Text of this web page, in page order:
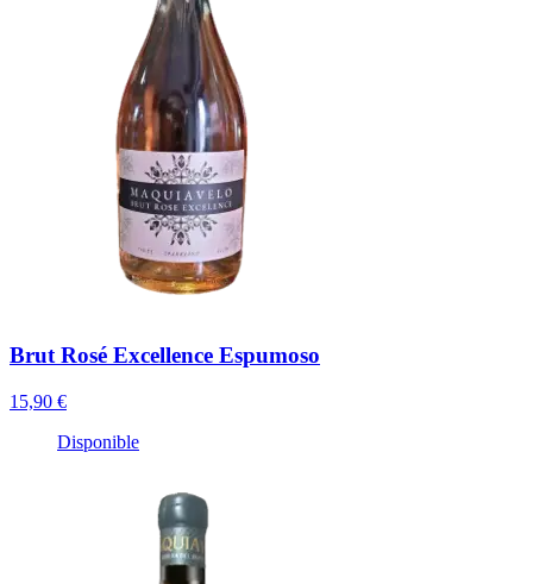
Brut Rosé Excellence Espumoso
15,90 €
Disponible